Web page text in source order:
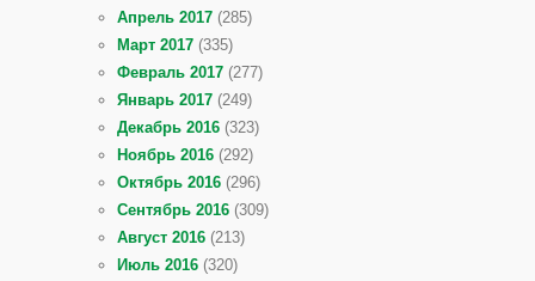
Апрель 2017 (285)
Март 2017 (335)
Февраль 2017 (277)
Январь 2017 (249)
Декабрь 2016 (323)
Ноябрь 2016 (292)
Октябрь 2016 (296)
Сентябрь 2016 (309)
Август 2016 (213)
Июль 2016 (320)